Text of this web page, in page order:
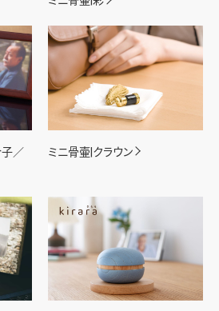
子／
ミニ骨壷|クラウン